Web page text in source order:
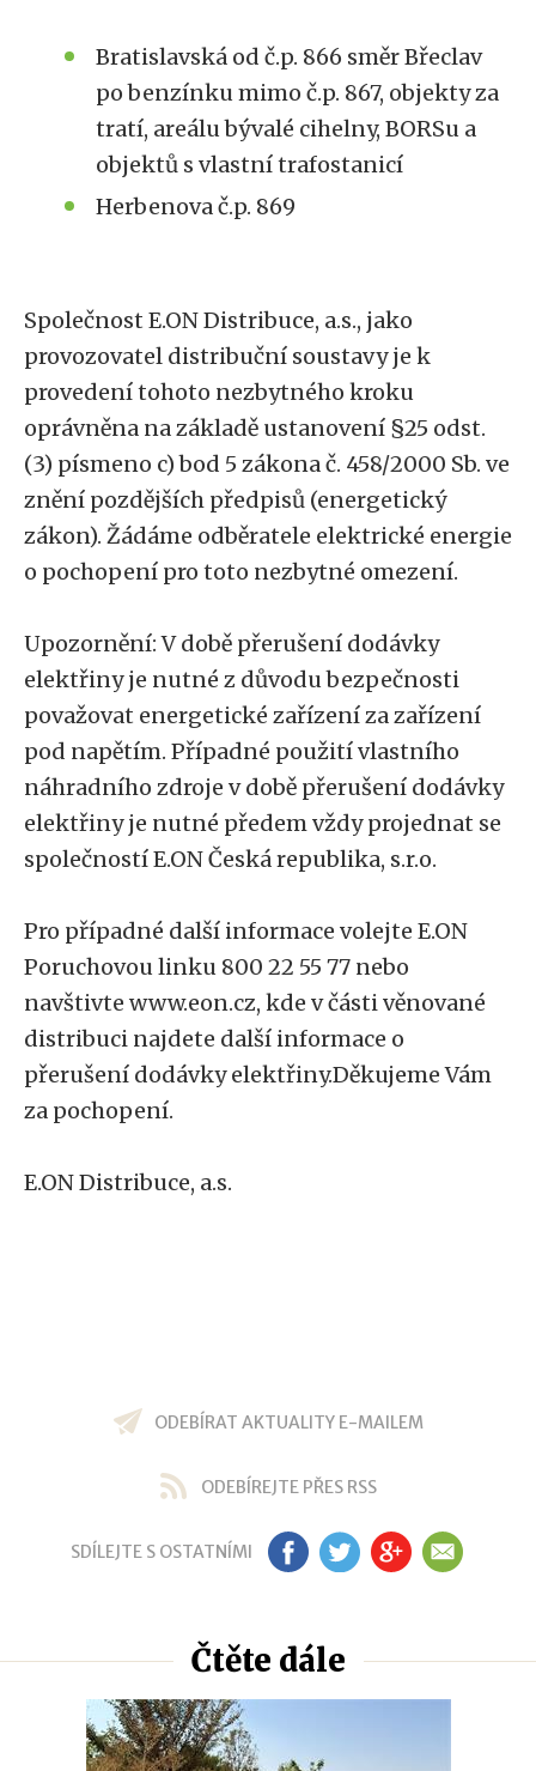
Bratislavská od č.p. 866 směr Břeclav
po benzínku mimo č.p. 867, objekty za
tratí, areálu bývalé cihelny, BORSu a
objektů s vlastní trafostanicí
Herbenova č.p. 869
Společnost E.ON Distribuce, a.s., jako
provozovatel distribuční soustavy je k
provedení tohoto nezbytného kroku
oprávněna na základě ustanovení §25 odst.
(3) písmeno c) bod 5 zákona č. 458/2000 Sb. ve
znění pozdějších předpisů (energetický
zákon). Žádáme odběratele elektrické energie
o pochopení pro toto nezbytné omezení.
Upozornění: V době přerušení dodávky
elektřiny je nutné z důvodu bezpečnosti
považovat energetické zařízení za zařízení
pod napětím. Případné použití vlastního
náhradního zdroje v době přerušení dodávky
elektřiny je nutné předem vždy projednat se
společností E.ON Česká republika, s.r.o.
Pro případné další informace volejte E.ON
Poruchovou linku 800 22 55 77 nebo
navštivte www.eon.cz, kde v části věnované
distribuci najdete další informace o
přerušení dodávky elektřiny.Děkujeme Vám
za pochopení.
E.ON Distribuce, a.s.
ODEBÍRAT AKTUALITY E-MAILEM
ODEBÍREJTE PŘES RSS
SDÍLEJTE S OSTATNÍMI FB TW GP EM
Čtěte dále